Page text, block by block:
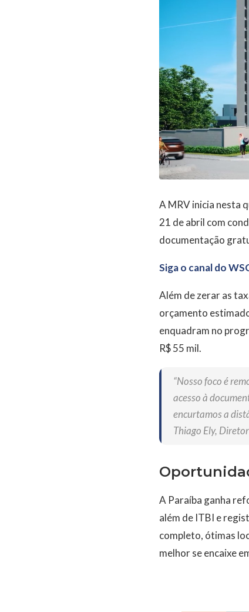
A MRV inicia nesta
21 de abril com
documentação
Siga o canal do
Além de zerar as
orçamento
enquadram no
R$ 55 mil.
“Nosso foco é
acesso à
encurtamos a
Thiago Ely,
A Paraíba ganha
além de ITBI e
completo, ótimas
melhor se encaixe